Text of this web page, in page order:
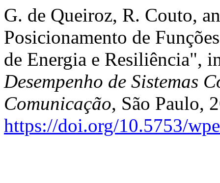
G. de Queiroz, R. Couto,
Posicionamento de
de Energia e Resiliência",
Desempenho de Sistemas
Comunicação, São Paulo,
https://doi.org/10.5753/